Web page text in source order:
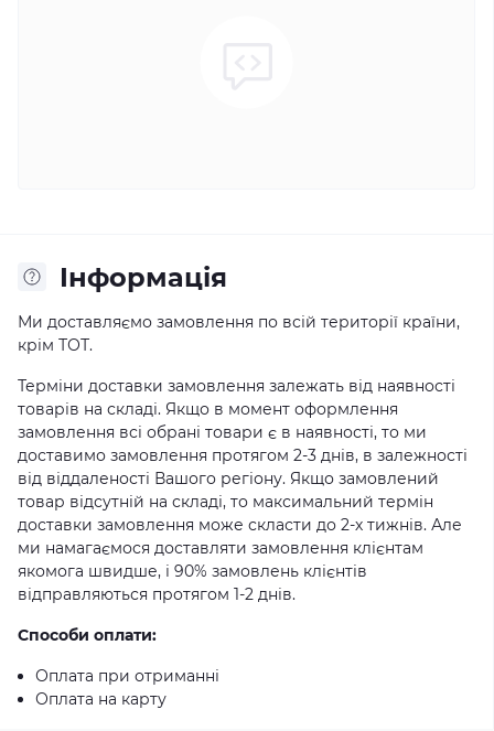
Iнформація
Ми доставляємо замовлення по всій території країни,
крім ТОТ.
Терміни доставки замовлення залежать від наявності
товарів на складі. Якщо в момент оформлення
замовлення всі обрані товари є в наявності, то ми
доставимо замовлення протягом 2-3 днів, в залежності
від віддаленості Вашого регіону. Якщо замовлений
товар відсутній на складі, то максимальний термін
доставки замовлення може скласти до 2-х тижнів. Але
ми намагаємося доставляти замовлення клієнтам
якомога швидше, і 90% замовлень клієнтів
відправляються протягом 1-2 днів.
Способи оплати:
Оплата при отриманні
Оплата на карту